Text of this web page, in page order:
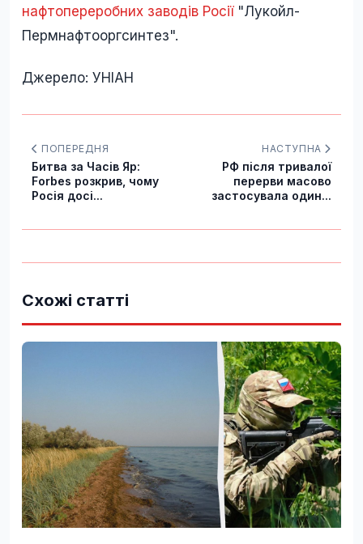
нафтопереробних заводів Росії"Лукойл-
Пермнафтооргсинтез".
Джерело: УНІАН
ПОПЕРЕДНЯ
Битва за Часів Яр:
Forbes розкрив, чому
Росія досі...
НАСТУПНА
РФ після тривалої
перерви масово
застосувала один...
Схожі статті